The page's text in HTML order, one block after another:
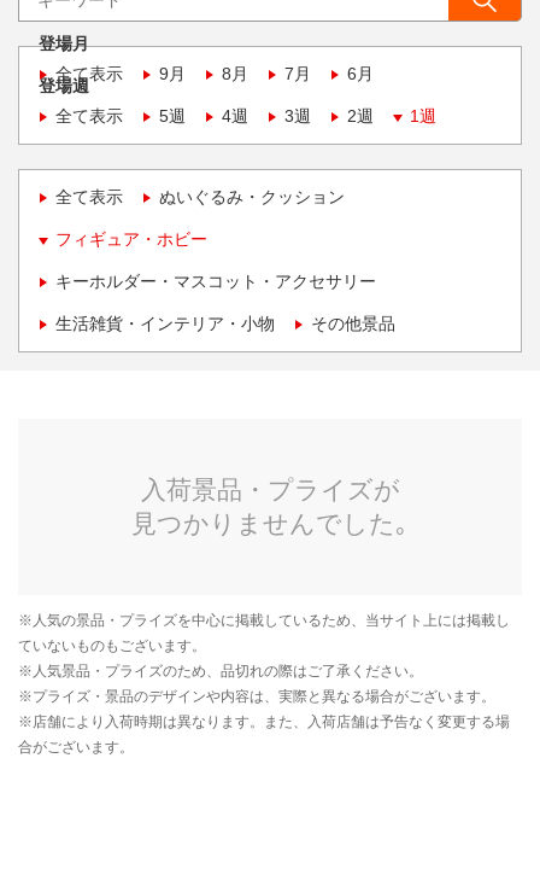
登場月
全て表示
9月 8月 7月 6月
登場週
全て表示
5週 4週 3週 2週 1週
全て表示 ぬいぐるみ・クッション
フィギュア・ホビー
キーホルダー・マスコット・アクセサリー
生活雑貨・インテリア・小物 その他景品